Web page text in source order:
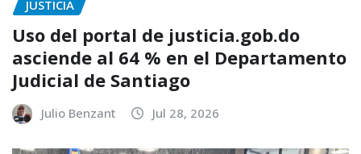
JUSTICIA
Uso del portal de justicia.gob.do
asciende al 64 % en el Departamento
Judicial de Santiago
Julio Benzant Jul 28, 2026